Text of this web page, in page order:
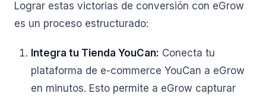
Lograr estas victorias de conversión con eGrow
es un proceso estructurado:
Integra tu Tienda YouCan: Conecta tu
plataforma de e-commerce YouCan a eGrow
en minutos. Esto permite a eGrow capturar